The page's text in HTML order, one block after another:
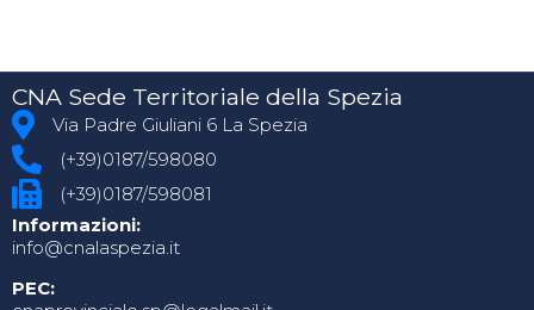
CNA Sede Territoriale della Spezia
Via Padre Giuliani 6 La Spezia
(+39)0187/598080
(+39)0187/598081
Informazioni:
info@cnalaspezia.it
PEC: